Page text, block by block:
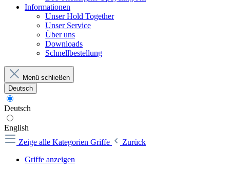
Informationen
Unser Hold Together
Unser Service
Über uns
Downloads
Schnellbestellung
Menü schließen
Deutsch
Deutsch
English
Zeige alle Kategorien Griffe
Zurück
Griffe anzeigen